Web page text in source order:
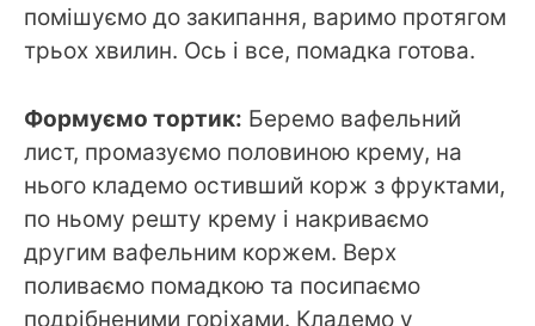
помішуємо до закипання, варимо протягом
трьох хвилин. Ось і все, помадка готова.
Формуємо тортик: Беремо вафельний
лист, промазуємо половиною крему, на
нього кладемо остивший корж з фруктами,
по ньому решту крему і накриваємо
другим вафельним коржем. Верх
поливаємо помадкою та посипаємо
подрібненими горіхами. Кладемо у